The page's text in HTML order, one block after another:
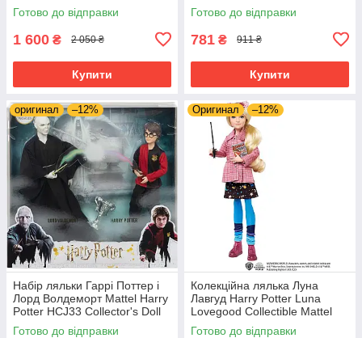
Готово до відправки
1 600 ₴ 2 050 ₴
Купити
Готово до відправки
781 ₴ 911 ₴
Купити
оригинал –12%
Набір ляльки Гаррі Поттер і
Лорд Волдеморт Mattel Harry
Potter HCJ33 Collector's Doll
Готово до відправки
Оригинал –12%
Колекційна лялька Луна
Лавгуд Harry Potter Luna
Lovegood Collectible Mattel
Doll
Готово до відправки